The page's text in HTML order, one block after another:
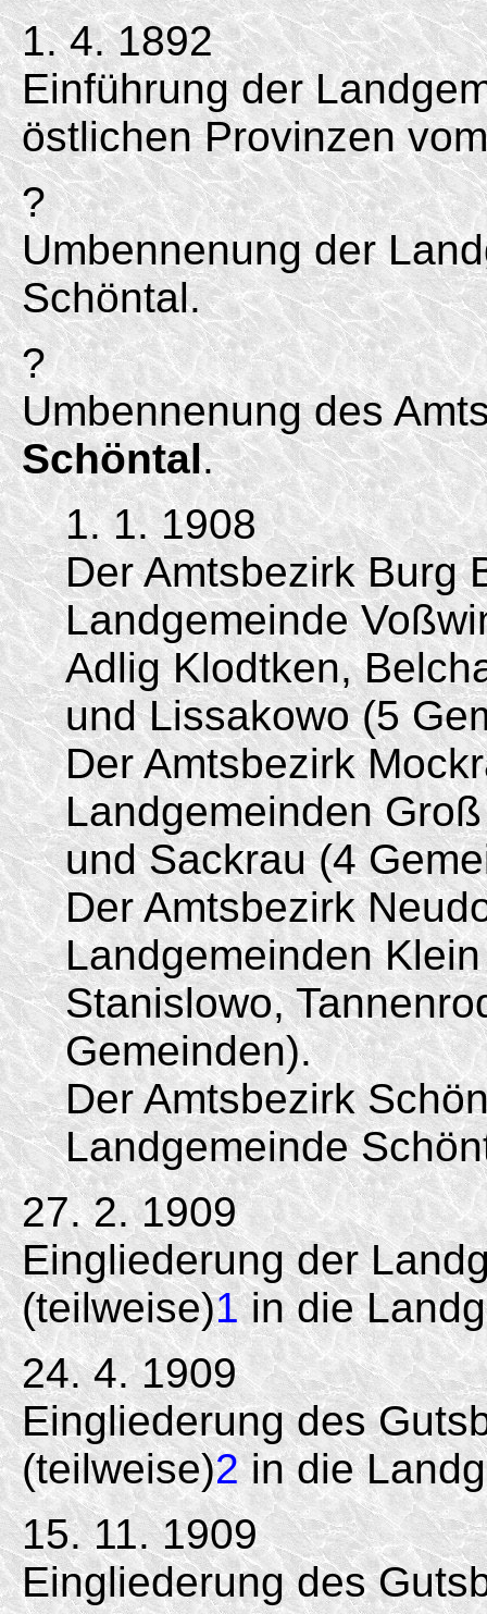
1. 4. 1892
Einführung der
östlichen Provinzen
?
Umbennenung der
Schöntal.
?
Umbennenung des
Schöntal.
1. 1. 1908
Der Amtsbezirk Burg
Landgemeinde
Adlig Klodtken,
und Lissakowo (5
Der Amtsbezirk
Landgemeinden
und Sackrau (4
Der Amtsbezirk
Landgemeinden
Stanislowo,
Gemeinden).
Der Amtsbezirk
Landgemeinde
27. 2. 1909
Eingliederung der
(teilweise)1in die
24. 4. 1909
Eingliederung des
(teilweise)2in die
15. 11. 1909
Eingliederung des